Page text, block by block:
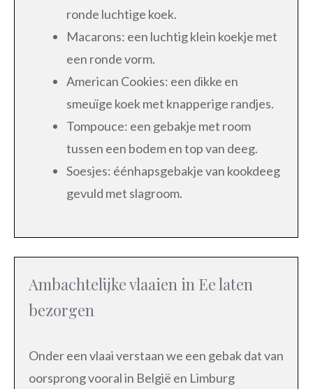
ronde luchtige koek.
Macarons: een luchtig klein koekje met
een ronde vorm.
American Cookies: een dikke en
smeuïge koek met knapperige randjes.
Tompouce: een gebakje met room
tussen een bodem en top van deeg.
Soesjes: éénhapsgebakje van kookdeeg
gevuld met slagroom.
Ambachtelijke vlaaien in Ee laten
bezorgen
Onder een vlaai verstaan we een gebak dat van
oorsprong vooral in België en Limburg